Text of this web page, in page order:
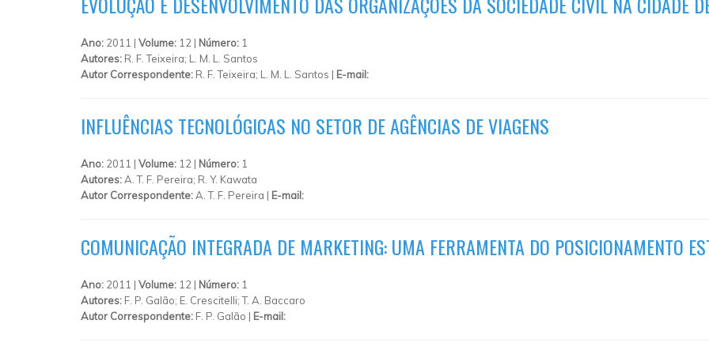
Ano: 2011 | Volume: 12 | Número: 1
Autores: R. F. Teixeira; L. M. L. Santos
Autor Correspondente: R. F. Teixeira; L. M. L. Santos | E-mail:
INFLUÊNCIAS TECNOLÓGICAS NO SETOR DE AGÊNCIAS DE VIAGENS
Ano: 2011 | Volume: 12 | Número: 1
Autores:A. T. F. Pereira; R. Y. Kawata
Autor Correspondente:A. T. F. Pereira | E-mail:
COMUNICAÇÃO INTEGRADA DE MARKETING: UMA FERRAMENTA DO POSICIONAMENTO
Ano: 2011 | Volume: 12 | Número: 1
Autores: F. P. Galão; E. Crescitelli; T. A. Baccaro
Autor Correspondente: F. P. Galão | E-mail: